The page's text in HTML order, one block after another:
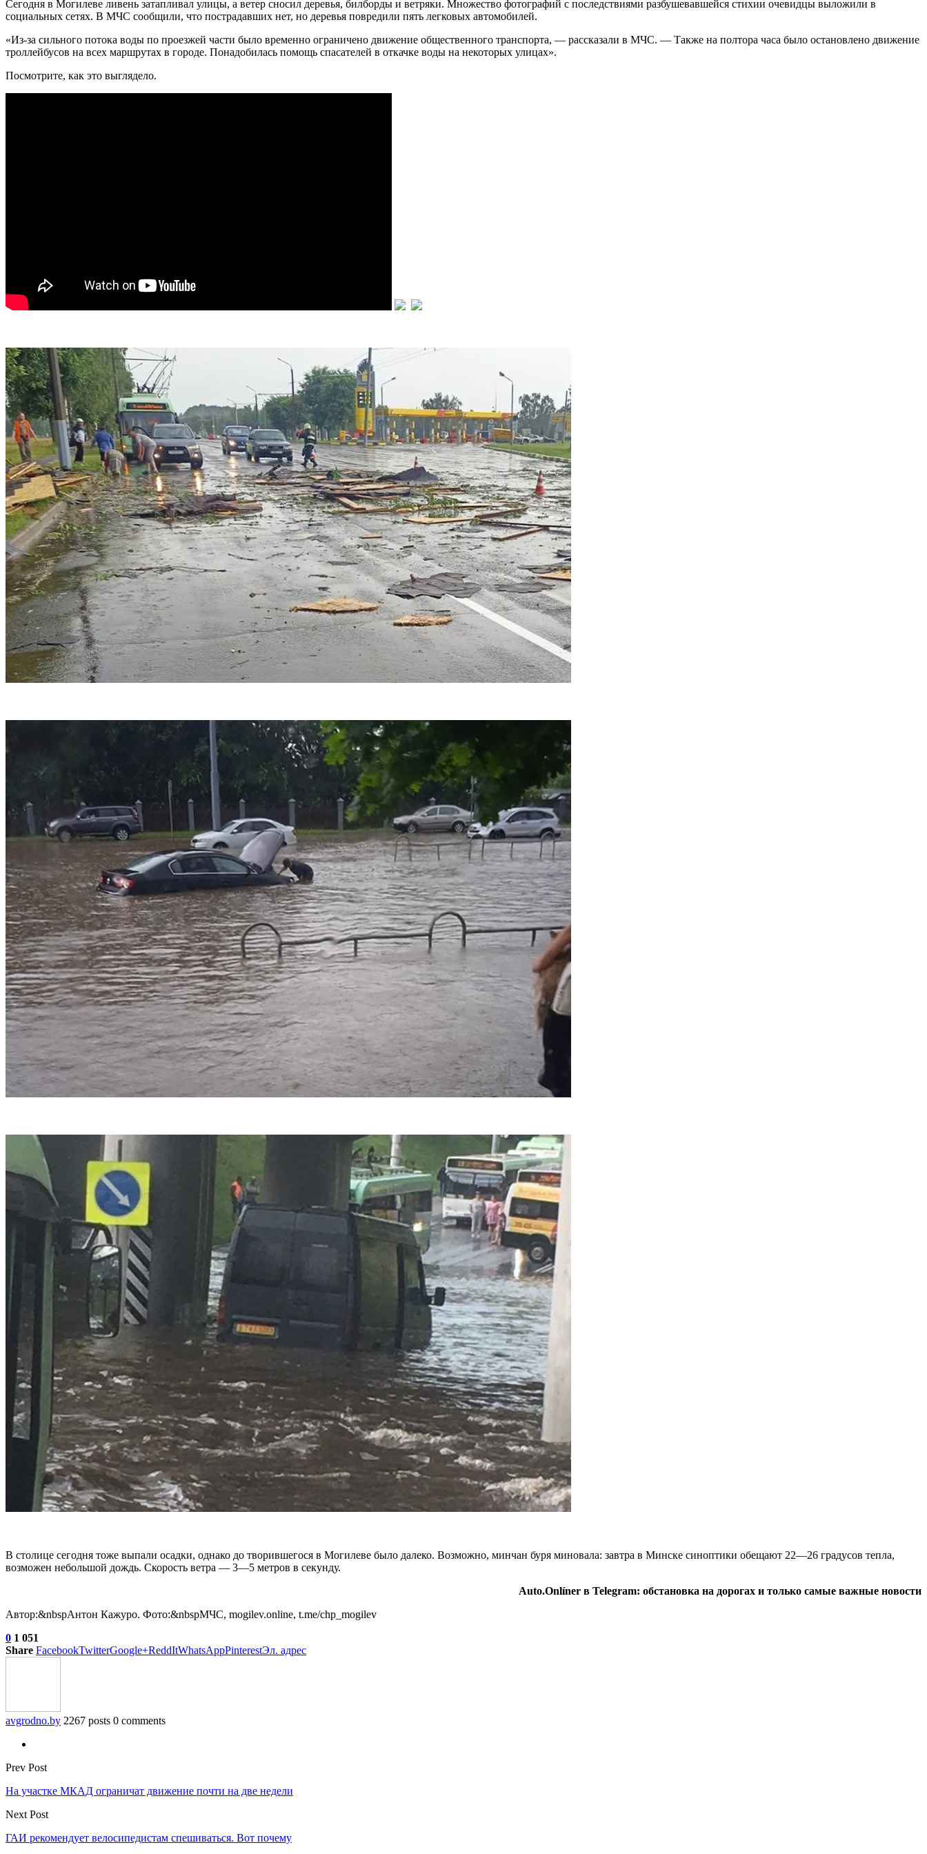
Сегодня в Могилеве ливень затапливал улицы, а ветер сносил деревья, билборды и ветряки. Множество фотографий с последствиями разбушевавшейся стихии очевидцы выложили в
социальных сетях. В МЧС сообщили, что пострадавших нет, но деревья повредили пять легковых автомобилей.
«Из-за сильного потока воды по проезжей части было временно ограничено движение общественного транспорта, — рассказали в МЧС. — Также на полтора часа было остановлено движение
троллейбусов на всех маршрутах в городе. Понадобилась помощь спасателей в откачке воды на некоторых улицах».
Посмотрите, как это выглядело.
В столице сегодня тоже выпали осадки, однако до творившегося в Могилеве было далеко. Возможно, минчан буря миновала: завтра в Минске синоптики обещают 22—26 градусов тепла,
возможен небольшой дождь. Скорость ветра — 3—5 метров в секунду.
Auto.Onlíner в Telegram: обстановка на дорогах и только самые важные новости
Автор:&nbspАнтон Кажуро. Фото:&nbspМЧС, mogilev.online, t.me/chp_mogilev
0 1 051
Share FacebookTwitterGoogle+ReddItWhatsAppPinterestЭл. адрес
avgrodno.by 2267 posts 0 comments
Prev Post
На участке МКАД ограничат движение почти на две недели
Next Post
ГАИ рекомендует велосипедистам спешиваться. Вот почему